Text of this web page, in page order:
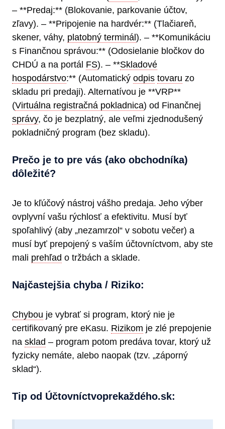
– **Predaj:** (Blokovanie, parkovanie účtov,
zľavy). – **Pripojenie na hardvér:** (Tlačiareň,
skener, váhy, platobný terminál). – **Komunikáciu
s Finančnou správou:** (Odosielanie bločkov do
CHDÚ a na portál FS). – **Skladové
hospodárstvo:** (Automatický odpis tovaru zo
skladu pri predaji). Alternatívou je **VRP**
(Virtuálna registračná pokladnica) od Finančnej
správy, čo je bezplatný, ale veľmi zjednodušený
pokladničný program (bez skladu).
Prečo je to pre vás (ako obchodníka)
dôležité?
Je to kľúčový nástroj vášho predaja. Jeho výber
ovplyvní vašu rýchlosť a efektivitu. Musí byť
spoľahlivý (aby „nezamrzol“ v sobotu večer) a
musí byť prepojený s vaším účtovníctvom, aby ste
mali prehľad o tržbách a sklade.
Najčastejšia chyba / Riziko:
Chybou je vybrať si program, ktorý nie je
certifikovaný pre eKasu. Rizikom je zlé prepojenie
na sklad – program potom predáva tovar, ktorý už
fyzicky nemáte, alebo naopak (tzv. „záporný
sklad“).
Tip od Účtovníctvoprekaždéh​o.sk: